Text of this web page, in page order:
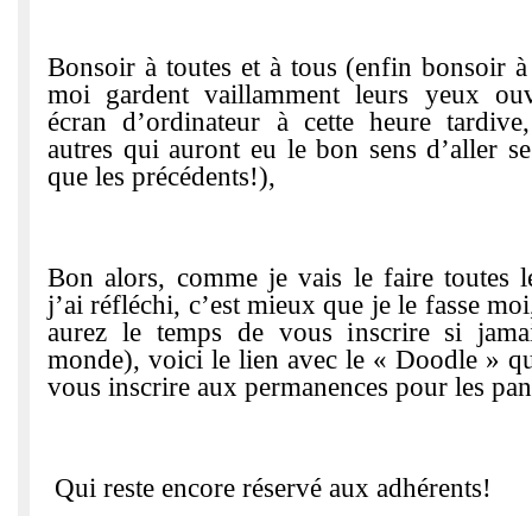
Bonsoir à toutes et à tous (enfin bonsoir
moi gardent vaillamment leurs yeux
écran d’ordinateur à cette heure
autres qui auront eu le bon sens d’aller
que les précédents!),
Bon alors, comme je vais le faire toutes
j’ai réfléchi, c’est mieux que je le fasse
aurez le temps de vous inscrire si
monde), voici le lien avec le « Doodle »
vous inscrire aux permanences pour les
Qui reste encore réservé aux adhérents!